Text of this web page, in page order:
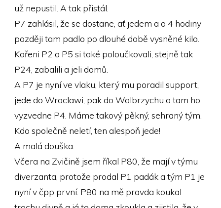
už nepustil. A tak přistál.
P7 zahlásil, že se dostane, ať jedem a o 4 hodiny
později tam padlo po dlouhé době vysněné kilo.
Kořeni P2 a P5 si také poloučkovali, stejně tak
P24, zabalili a jeli domů.
A P7 je nyní ve vlaku, který mu poradil support,
jede do Wroclawi, pak do Walbrzychu a tam ho
vyzvedne P4. Máme takový pěkný, sehraný tým.
Kdo společně neletí, ten alespoň jede!
A malá douška:
Včera na Zvičině jsem říkal P80, že mají v týmu
diverzanta, protože prodal P1 padák a tým P1 je
nyní v čpp první. P80 na mě pravda koukal